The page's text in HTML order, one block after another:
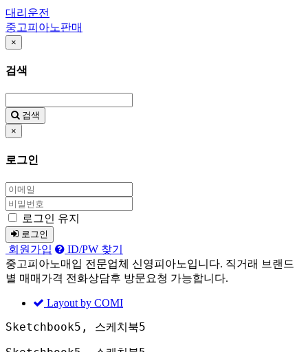
대리운전
중고피아노판매
×
검색
검색
×
로그인
로그인 유지
로그인
회원가입
ID/PW 찾기
중고피아노매입 전문업체 신영피아노입니다. 직거래 브랜드
별 매매가격 전화상담후 방문요청 가능합니다.
Layout by COMI
Sketchbook5, 스케치북5